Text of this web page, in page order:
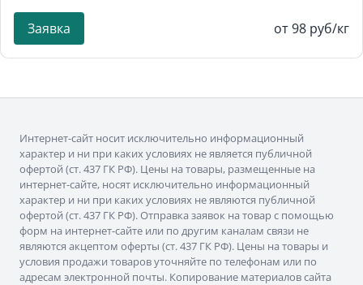
Заявка от 98 руб/кг
Интернет-сайт носит исключительно информационный
характер и ни при каких условиях не является публичной
офертой (ст. 437 ГК РФ). Цены на товары, размещенные на
интернет-сайте, носят исключительно информационный
характер и ни при каких условиях не являются публичной
офертой (ст. 437 ГК РФ). Отправка заявок на товар с помощью
форм на интернет-сайте или по другим каналам связи не
являются акцептом оферты (ст. 437 ГК РФ). Цены на товары и
условия продажи товаров уточняйте по телефонам или по
адресам электронной почты. Копирование материалов сайта